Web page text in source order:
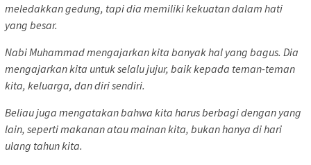
meledakkan gedung, tapi dia memiliki kekuatan dalam hati
yang besar.
Nabi Muhammad mengajarkan kita banyak hal yang bagus. Dia
mengajarkan kita untuk selalu jujur, baik kepada teman-teman
kita, keluarga, dan diri sendiri.
Beliau juga mengatakan bahwa kita harus berbagi dengan yang
lain, seperti makanan atau mainan kita, bukan hanya di hari
ulang tahun kita.